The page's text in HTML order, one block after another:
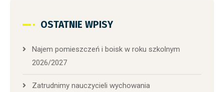
OSTATNIE WPISY
Najem pomieszczeń i boisk w roku szkolnym
2026/2027
Zatrudnimy nauczycieli wychowania